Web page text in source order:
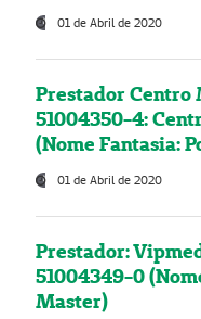
01 de Abril de 2020
Prestador Centro
51004350-4:
(Nome Fantasia:
01 de Abril de 2020
Prestador:
51004349-0
Master)